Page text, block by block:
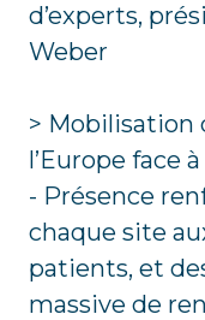
d’experts,
Weber
> Mobilisation
l’Europe face
- Présence
chaque site
patients, et
massive de